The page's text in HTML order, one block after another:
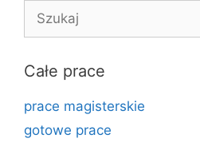
Szukaj
Całe prace
prace magisterskie
gotowe prace